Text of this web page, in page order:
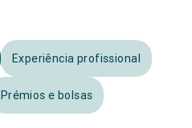
Experiência profissional
Prémios e bolsas